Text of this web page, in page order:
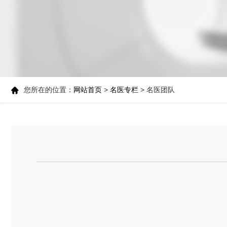
您所在的位置： 网站首页 > 名医专栏 > 名医团队